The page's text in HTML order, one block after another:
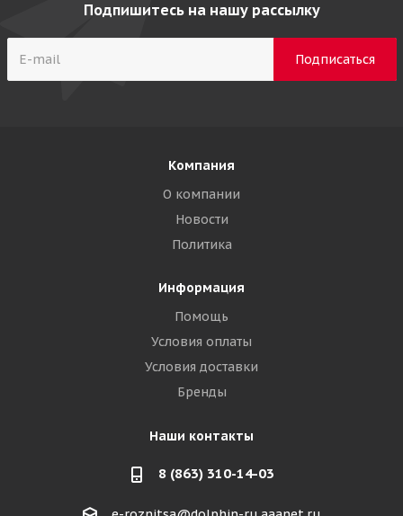
Подпишитесь на нашу рассылку
Компания
О компании
Новости
Политика
Информация
Помощь
Условия оплаты
Условия доставки
Бренды
Наши контакты
8 (863) 310-14-03